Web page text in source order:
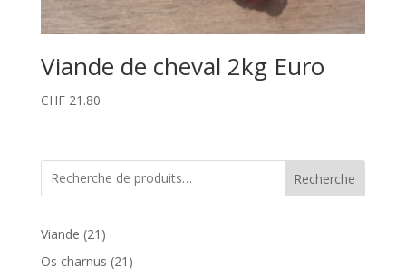
Viande de cheval 2kg Euro
CHF21.80
Recherche
Viande 21 21
produits
Os charnus 21 21